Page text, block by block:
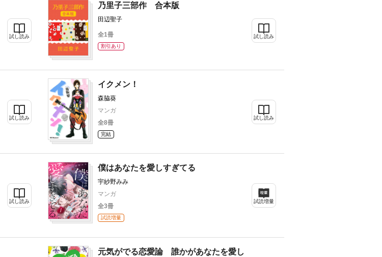
試し読み
乃里子三部作 合本版
田辺聖子
全1冊
割引あり
試し読み
試し読み
イクメン！
森脇葵
マンガ
全8冊
完結
試し読み
試し読み
僕はあなたを愛しすぎてる
宇紗野みみ
マンガ
全3冊
試読増量
試読増量
元気がでる恋愛論 誰かがあなたを愛し